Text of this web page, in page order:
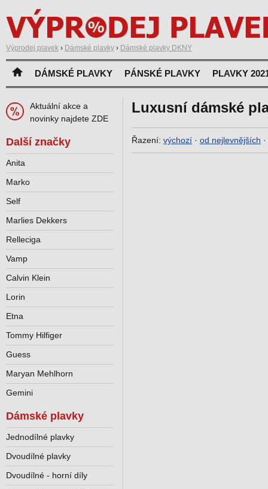
Výprodej plavek › Dámské plavky › Dámské plavky DKNY
DÁMSKÉ PLAVKY PÁNSKÉ PLAVKY PLAVKY
Luxusní dámské
Řazení: výchozí · od nejlevnějších ·
Aktuální akce a
novinky najdete ZDE
Další značky
Anita
Marko
Self
Marlies Dekkers
Relleciga
Vamp
Calvin Klein
Lorin
Etna
Tommy Hilfiger
Guess
Maryan Mehlhorn
Gemini
Dámské plavky
Jednodílné plavky
Dvoudílné plavky
Dvoudílné - horní díly